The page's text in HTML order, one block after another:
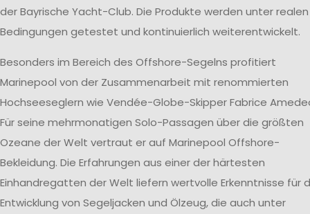
der Bayrische Yacht-Club. Die Produkte werden unter realen
Bedingungen getestet und kontinuierlich weiterentwickelt.
Besonders im Bereich des Offshore-Segelns profitiert
Marinepool von der Zusammenarbeit mit renommierten
Hochseeseglern wie Vendée-Globe-Skipper Fabrice
Für seine mehrmonatigen Solo-Passagen über die größten
Ozeane der Welt vertraut er auf Marinepool Offshore-
Bekleidung. Die Erfahrungen aus einer der härtesten
Einhandregatten der Welt liefern wertvolle Erkenntnisse für
Entwicklung von Segeljacken und Ölzeug, die auch unter